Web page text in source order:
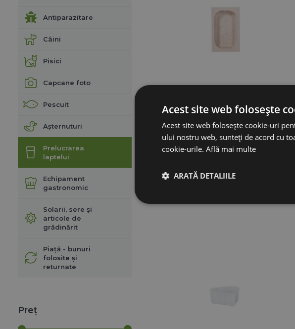
Antiparazitare
Câini
Pisici
Capcane foto
Pescuit
Așternuturi
Prelucrarea
laptelui
Echipament
gastronomic
Solarii, sere și
articole de
grădinărit
Piață - bunuri
folosite și
returnate
Preț
151,47 lei
IN STOC
ADAUGĂ ÎN COŞ
Acest site web folosește
Acest site web folosește cookie-uri
ului nostru web, sunteți de acord cu
cookie-urile. Află mai multe
ARATĂ DETALIILE